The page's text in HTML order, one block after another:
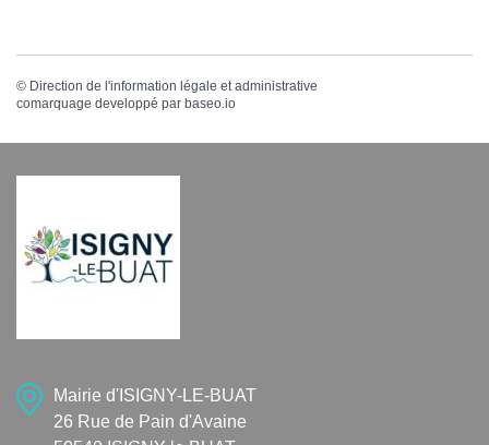
© Direction de l'information légale et administrative
comarquage developpé par baseo.io
Mairie d'ISIGNY-LE-BUAT
26 Rue de Pain d'Avaine